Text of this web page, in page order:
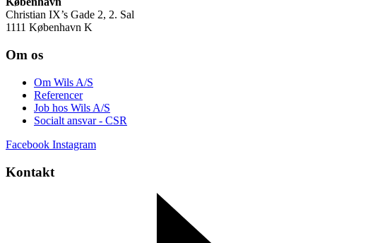
Christian IX’s Gade 2, 2. Sal
1111 København K
Om os
Om Wils A/S
Referencer
Job hos Wils A/S
Socialt ansvar - CSR
Facebook Instagram
Kontakt